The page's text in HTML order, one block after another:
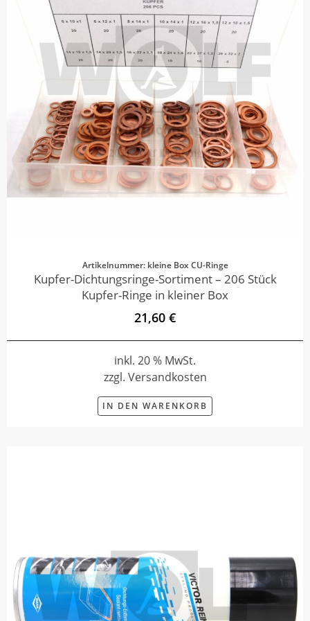
Artikelnummer: kleine Box CU-Ringe
Kupfer-Dichtungsringe-Sortiment – 206 Stück
Kupfer-Ringe in kleiner Box
21,60 €
inkl. 20 % MwSt.
zzgl. Versandkosten
IN DEN WARENKORB